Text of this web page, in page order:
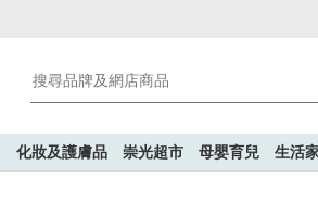
化妝及護膚品 崇光超市 母嬰育兒 生活